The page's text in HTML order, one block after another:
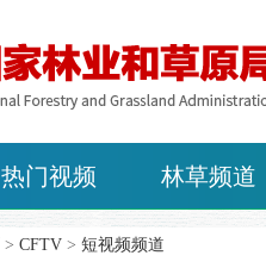
热门视频 林草频道
> CFTV > 短视频频道